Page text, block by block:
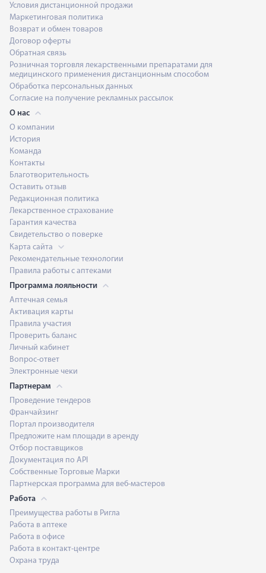
Условия дистанционной продажи
Маркетинговая политика
Возврат и обмен товаров
Договор оферты
Обратная связь
Розничная торговля лекарственными препаратами для
медицинского применения дистанционным способом
Обработка персональных данных
Согласие на получение рекламных рассылок
О нас
О компании
История
Команда
Контакты
Благотворительность
Оставить отзыв
Редакционная политика
Лекарственное страхование
Гарантия качества
Свидетельство о поверке
Карта сайта
Рекомендательные технологии
Правила работы с аптеками
Программа лояльности
Аптечная семья
Активация карты
Правила участия
Проверить баланс
Личный кабинет
Вопрос-ответ
Электронные чеки
Партнерам
Проведение тендеров
Франчайзинг
Портал производителя
Предложите нам площади в аренду
Отбор поставщиков
Документация по API
Собственные Торговые Марки
Партнерская программа для веб-мастеров
Работа
Преимущества работы в Ригла
Работа в аптеке
Работа в офисе
Работа в контакт-центре
Охрана труда